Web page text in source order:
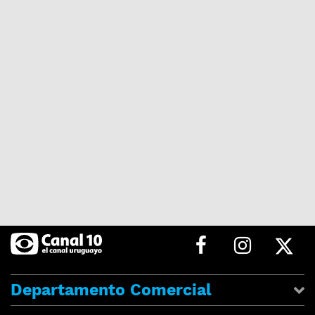
Departamento Comercial